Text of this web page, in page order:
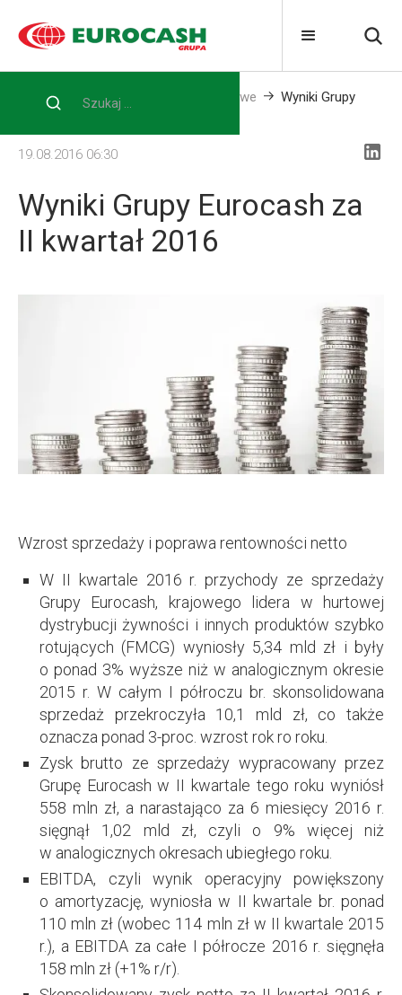
Home Media Informacje prasowe
Wyniki Grupy
19.08.2016 06:30
Wyniki Grupy Eurocash za
II kwartał 2016
Wzrost sprzedaży i poprawa rentowności netto
W II kwartale 2016 r. przychody ze sprzedaży
Grupy Eurocash, krajowego lidera w hurtowej
dystrybucji żywności i innych produktów szybko
rotujących (FMCG) wyniosły 5,34 mld zł i były
o ponad 3% wyższe niż w analogicznym okresie
2015 r. W całym I półroczu br. skonsolidowana
sprzedaż przekroczyła 10,1 mld zł, co także
oznacza ponad 3-proc. wzrost rok ro roku.
Zysk brutto ze sprzedaży wypracowany przez
Grupę Eurocash w II kwartale tego roku wyniósł
558 mln zł, a narastająco za 6 miesięcy 2016 r.
sięgnął 1,02 mld zł, czyli o 9% więcej niż
w analogicznych okresach ubiegłego roku.
EBITDA, czyli wynik operacyjny powiększony
o amortyzację, wyniosła w II kwartale br. ponad
110 mln zł (wobec 114 mln zł w II kwartale 2015
r.), a EBITDA za całe I półrocze 2016 r. sięgnęła
158 mln zł (+1% r/r).